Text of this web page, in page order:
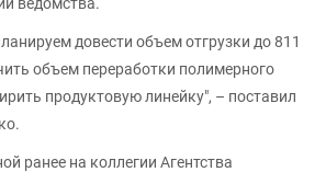
довести объем отгрузки до 811
объем переработки полимерного
продуктовую линейку", – поставил
ранее на коллегии Агентства